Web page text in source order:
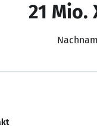
21 Mio.